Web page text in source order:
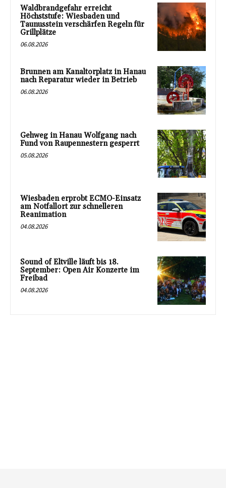
Waldbrandgefahr erreicht
Höchststufe: Wiesbaden und
Taunusstein verschärfen Regeln für
Grillplätze
06.08.2026
Brunnen am Kanaltorplatz in Hanau
nach Reparatur wieder in Betrieb
06.08.2026
Gehweg in Hanau Wolfgang nach
Fund von Raupennestern gesperrt
05.08.2026
Wiesbaden erprobt ECMO-Einsatz
am Notfallort zur schnelleren
Reanimation
04.08.2026
Sound of Eltville läuft bis 18.
September: Open Air Konzerte im
Freibad
04.08.2026